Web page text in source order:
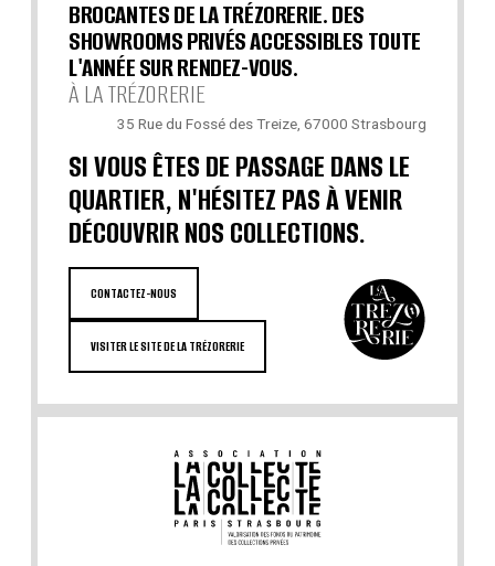
BROCANTES DE LA TRÉZORERIE. DES
SHOWROOMS PRIVÉS ACCESSIBLES TOUTE
L'ANNÉE SUR RENDEZ-VOUS.
À LA TRÉZORERIE
35 Rue du Fossé des Treize, 67000 Strasbourg
SI VOUS ÊTES DE PASSAGE DANS LE
QUARTIER, N'HÉSITEZ PAS À VENIR
DÉCOUVRIR NOS COLLECTIONS.
CONTACTEZ-NOUS
VISITER LE SITE DE LA TRÉZORERIE